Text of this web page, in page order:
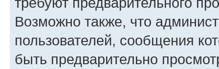
Возможно также, что
пользователей, сообщения
быть предварительно